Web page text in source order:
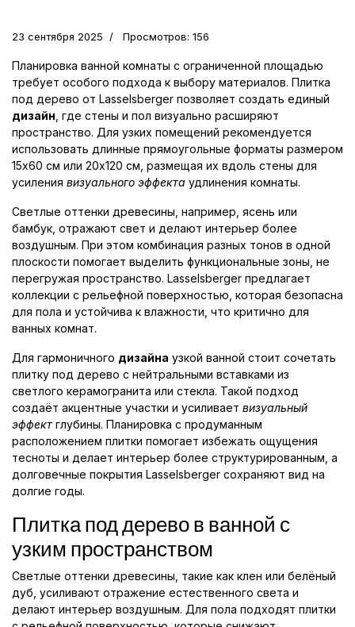
23 сентября 2025 Просмотров: 156
Планировка ванной комнаты с ограниченной площадью
требует особого подхода к выбору материалов. Плитка
под дерево от Lasselsberger позволяет создать единый
дизайн , где стены и пол визуально расширяют
пространство. Для узких помещений рекомендуется
использовать длинные прямоугольные форматы размером
15x60 см или 20x120 см, размещая их вдоль стены для
усиления визуального эффекта удлинения комнаты.
Светлые оттенки древесины, например, ясень или
бамбук, отражают свет и делают интерьер более
воздушным. При этом комбинация разных тонов в одной
плоскости помогает выделить функциональные зоны, не
перегружая пространство. Lasselsberger предлагает
коллекции с рельефной поверхностью, которая безопасна
для пола и устойчива к влажности, что критично для
ванных комнат.
Для гармоничного дизайна узкой ванной стоит сочетать
плитку под дерево с нейтральными вставками из
светлого керамогранита или стекла. Такой подход
создаёт акцентные участки и усиливает визуальный
эффект глубины. Планировка с продуманным
расположением плитки помогает избежать ощущения
тесноты и делает интерьер более структурированным, а
долговечные покрытия Lasselsberger сохраняют вид на
долгие годы.
Плитка под дерево в ванной с
узким пространством
Светлые оттенки древесины, такие как клен или белёный
дуб, усиливают отражение естественного света и
делают интерьер воздушным. Для пола подходят плитки